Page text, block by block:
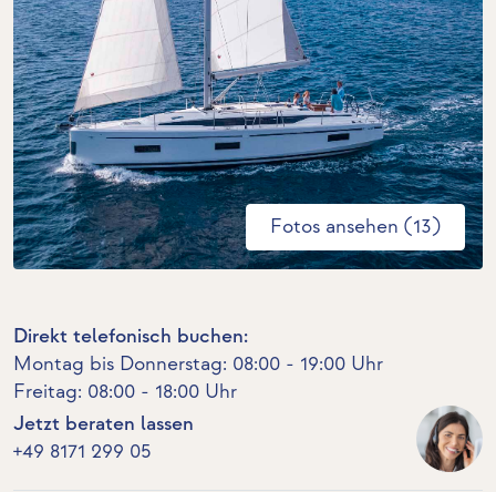
Fotos ansehen (13)
Direkt telefonisch buchen:
Montag bis Donnerstag: 08:00 - 19:00 Uhr
Freitag: 08:00 - 18:00 Uhr
Jetzt beraten lassen
+49 8171 299 05